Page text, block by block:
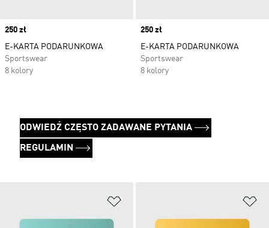
Price
250 zł
E-KARTA PODARUNKOWA
Sportswear
8 kolory
Price
250 zł
E-KARTA PODARUNKOWA
Sportswear
8 kolory
ODWIEDŹ CZĘSTO ZADAWANE PYTANIA
REGULAMIN